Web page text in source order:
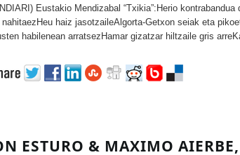
Eustakio Mendizabal “Txikia”:Herio kontrabandua
nahitaezHeu haiz jasotzaileAlgorta-Getxon seiak eta
habilenean arratsezHamar gizatzar hiltzaile gris
ESTURO & MAXIMO